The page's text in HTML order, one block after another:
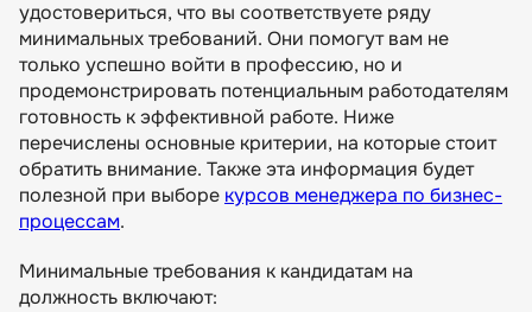
удостовериться, что вы соответствуете ряду
минимальных требований. Они помогут вам не
только успешно войти в профессию, но и
продемонстрировать потенциальным работодателям
готовность к эффективной работе. Ниже
перечислены основные критерии, на которые стоит
обратить внимание. Также эта информация будет
полезной при выборе курсов менеджера по бизнес-
процессам.
Минимальные требования к кандидатам на
должность включают: